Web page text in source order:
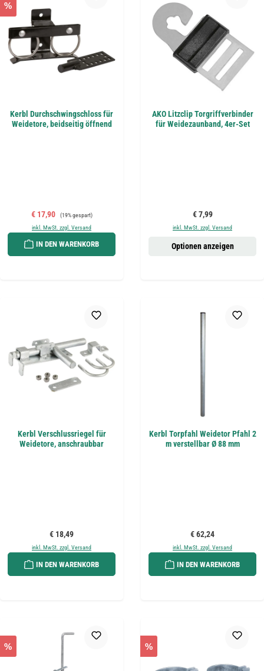
%
Kerbl Durchschwingschloss für
Weidetore, beidseitig öffnend
Verkaufspreis:
€ 17,90 Regulärer Preis:
(19% gespart)
inkl. MwSt. zzgl. Versand
IN DEN WARENKORB
AKO Litzclip Torgriffverbinder
für Weidezaunband, 4er-Set
Regulärer Preis:
€ 7,99
inkl. MwSt. zzgl. Versand
Optionen anzeigen
Kerbl Verschlussriegel für
Weidetore, anschraubbar
Regulärer Preis:
€ 18,49
inkl. MwSt. zzgl. Versand
IN DEN WARENKORB
Kerbl Torpfahl Weidetor Pfahl 2
m verstellbar Ø 88 mm
Regulärer Preis:
€ 62,24
inkl. MwSt. zzgl. Versand
IN DEN WARENKORB
% %